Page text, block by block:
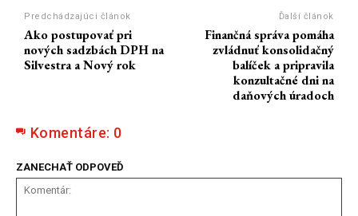
Predchádzajúci článok
Ako postupovať pri
nových sadzbách DPH na
Silvestra a Nový rok
Ďalší článok
Finančná správa pomáha
zvládnuť konsolidačný
balíček a pripravila
konzultačné dni na
daňových úradoch
Komentáre: 0
ZANECHAŤ ODPOVEĎ